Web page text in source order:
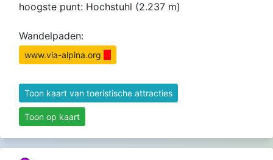
hoogste punt: Hochstuhl (2.237 m)
Wandelpaden:
www.via-alpina.org
Toon kaart van toeristische attracties
Toon op kaart